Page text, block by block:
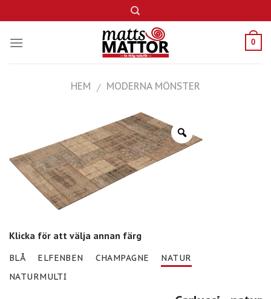
to
content
0
HEM / MODERNA MÖNSTER
Klicka för att välja annan färg
BLÅ ELFENBEN CHAMPAGNE
NATUR
NATURMULTI